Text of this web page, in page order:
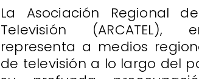
La Asociación Regional
Televisión (ARCATEL),
representa a medios
de televisión a lo largo del